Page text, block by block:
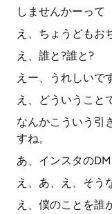
しませんかーって
え、ちょうどもお
え、誰と?誰と?
えー、うれしいで
え、どういうこと
なんかこういう引
すね。
あ、インスタの
え、あ、え、そう
え、僕のことを誰